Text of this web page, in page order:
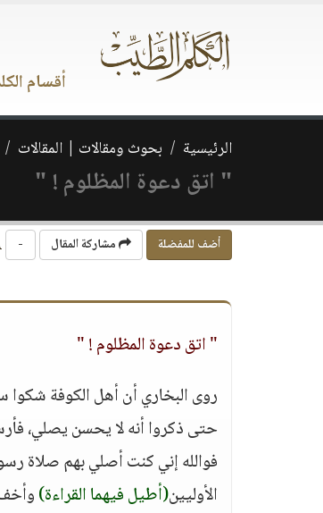
أقسام
الرئيسية بحوث ومقالات | المقالات
" اتق دعوة المظلوم ! "
أضف للمفضلة مشاركة المقال -
" اتق دعوة المظلوم ! "
روى البخاري أن أهل الكوفة
حتى ذكروا أنه لا يحسن يصلي،
فوالله إني كنت أصلي بهم صلاة
الأوليين(أطيل فيهما القراءة)